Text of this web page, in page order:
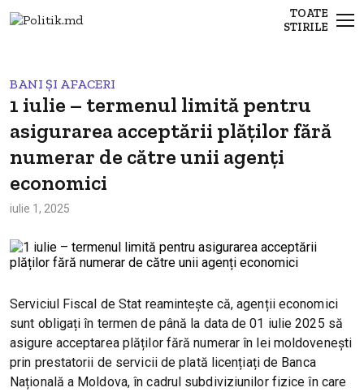
TOATE
STIRILE
BANI ȘI AFACERI
1 iulie – termenul limită pentru
asigurarea acceptării plăților fără
numerar de către unii agenți
economici
iulie 1, 2025
Serviciul Fiscal de Stat reamintește că, agenții economici
sunt obligați în termen de până la data de 01 iulie 2025 să
asigure acceptarea plăților fără numerar în lei moldovenești
prin prestatorii de servicii de plată licențiați de Banca
Națională a Moldova, în cadrul subdiviziunilor fizice în care